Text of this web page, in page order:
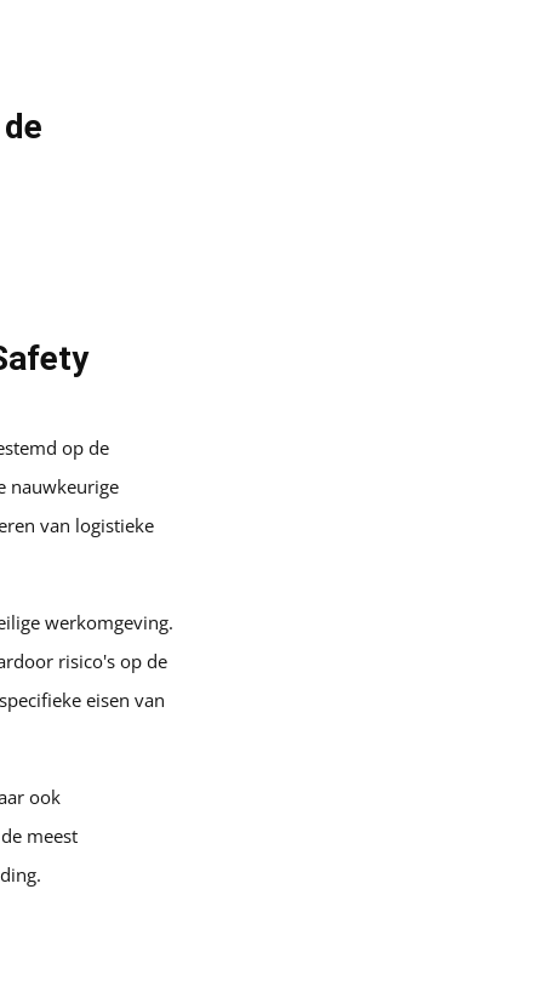
op de
nauwkeurige
van logistieke
werkomgeving.
risico's op de
eisen van
ook
meest